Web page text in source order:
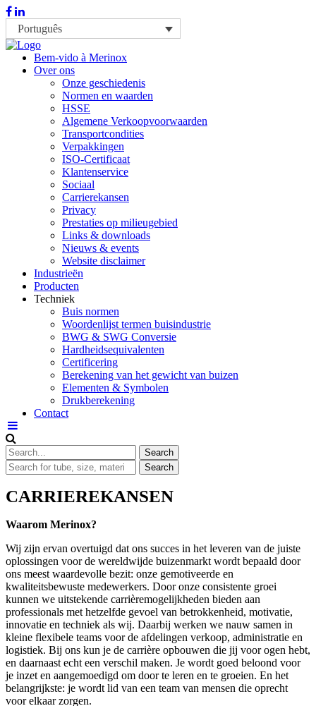
Português
Bem-vido à Merinox
Over ons
Onze geschiedenis
Normen en waarden
HSSE
Algemene Verkoopvoorwaarden
Transportcondities
Verpakkingen
ISO-Certificaat
Klantenservice
Sociaal
Carrierekansen
Privacy
Prestaties op milieugebied
Links & downloads
Nieuws & events
Website disclaimer
Industrieën
Producten
Techniek
Buis normen
Woordenlijst termen buisindustrie
BWG & SWG Conversie
Hardheidsequivalenten
Certificering
Berekening van het gewicht van buizen
Elementen & Symbolen
Drukberekening
Contact
CARRIEREKANSEN
Waarom Merinox?
Wij zijn ervan overtuigd dat ons succes in het leveren van de juiste
oplossingen voor de wereldwijde buizenmarkt wordt bepaald door
ons meest waardevolle bezit: onze gemotiveerde en
kwaliteitsbewuste medewerkers. Door onze consistente groei
kunnen we uitstekende carrièremogelijkheden bieden aan
professionals met hetzelfde gevoel van betrokkenheid, motivatie,
innovatie en techniek als wij. Daarbij werken we nauw samen in
kleine flexibele teams voor de afdelingen verkoop, administratie en
logistiek. Bij ons kun je de carrière opbouwen die jij voor ogen hebt,
en daarnaast echt een verschil maken. Je wordt goed beloond voor
je inzet en aangemoedigd om door te leren en te groeien. En het
belangrijkste: je wordt lid van een team van mensen die oprecht
voor elkaar zorgen.